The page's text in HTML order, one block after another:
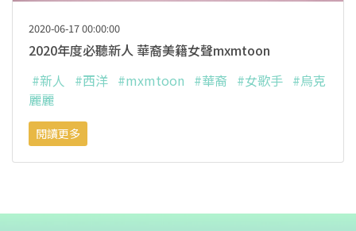
2020-06-17 00:00:00
2020年度必聽新人 華裔美籍女聲mxmtoon
#新人
#西洋 #mxmtoon #華裔 #女歌手 #烏克
麗麗
閱讀更多